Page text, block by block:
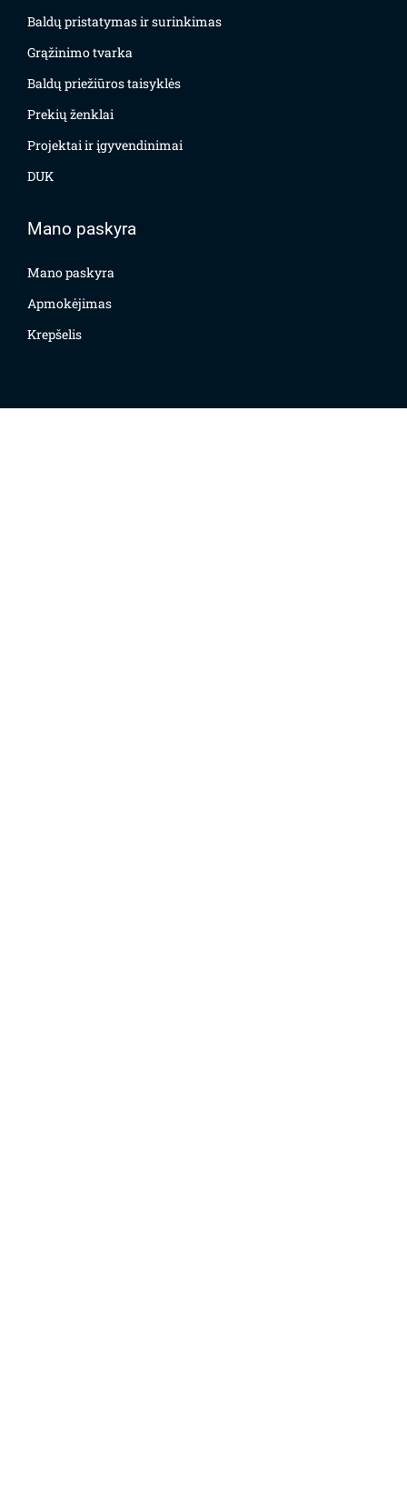
Baldų pristatymas ir surinkimas
Grąžinimo tvarka
Baldų priežiūros taisyklės
Prekių ženklai
Projektai ir įgyvendinimai
DUK
Mano paskyra
Mano paskyra
Apmokėjimas
Krepšelis